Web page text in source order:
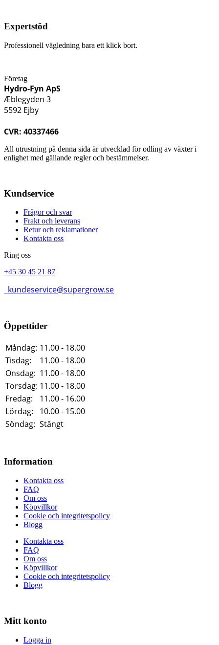
Expertstöd
Professionell vägledning bara ett klick bort.
Företag
Hydro-Fyn ApS
Æblegyden 3
5592 Ejby
CVR: 40337466
All utrustning på denna sida är utvecklad för odling av växter i
enlighet med gällande regler och bestämmelser.
Kundservice
Frågor och svar
Frakt och leverans
Retur och reklamationer
Kontakta oss
Ring oss
+45 30 45 21 87
kundeservice@supergrow.se
Öppettider
Måndag: 11.00 - 18.00
Tisdag:
11.00 - 18.00
Onsdag: 11.00 - 18.00
Torsdag: 11.00 - 18.00
Fredag:
11.00 - 16.00
Lördag:
10.00 - 15.00
Söndag: Stängt
Information
Kontakta oss
FAQ
Om oss
Köpvillkor
Cookie och integritetspolicy
Blogg
Kontakta oss
FAQ
Om oss
Köpvillkor
Cookie och integritetspolicy
Blogg
Mitt konto
Logga in